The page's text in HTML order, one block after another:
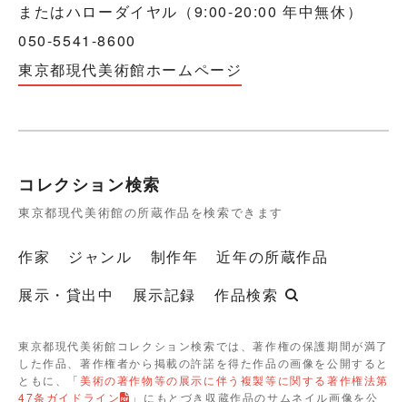
またはハローダイヤル（9:00-20:00 年中無休）
050-5541-8600
東京都現代美術館ホームページ
コレクション検索
東京都現代美術館の所蔵作品を検索できます
作家 ジャンル 制作年
近年の所蔵作品
展示・貸出中
展示記録 作品検索
東京都現代美術館コレクション検索では、著作権の保護期間が満了
した作品、著作権者から掲載の許諾を得た作品の画像を公開すると
ともに、「美術の著作物等の展示に伴う複製等に関する著作権法第
47条ガイドライン
」にもとづき収蔵作品のサムネイル画像を公